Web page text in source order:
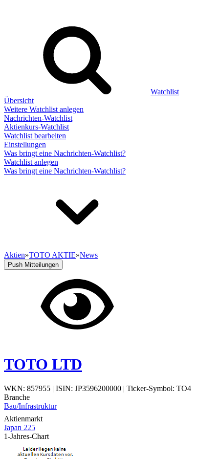
Watchlist
Übersicht
Weitere Watchlist anlegen
Nachrichten-Watchlist
Aktienkurs-Watchlist
Watchlist bearbeiten
Einstellungen
Was bringt eine Nachrichten-Watchlist?
Watchlist anlegen
Was bringt eine Nachrichten-Watchlist?
Aktien»TOTO AKTIE»News
Push Mitteilungen
TOTO LTD
WKN: 857955 | ISIN: JP3596200000 | Ticker-Symbol: TO4
Branche
Bau/Infrastruktur
Aktienmarkt
Japan 225
1-Jahres-Chart